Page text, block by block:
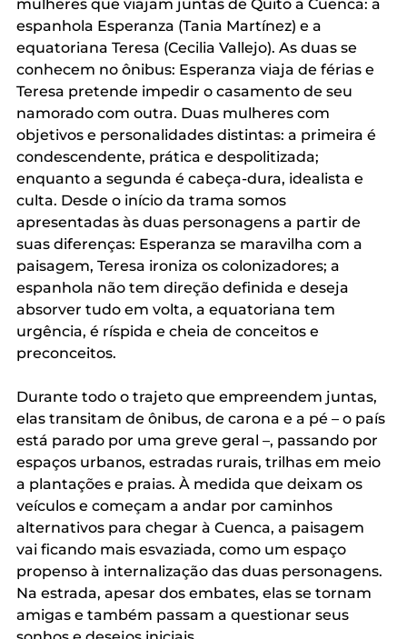
mulheres que viajam juntas de Quito a Cuenca: a
espanhola Esperanza (Tania Martínez) e a
equatoriana Teresa (Cecilia Vallejo). As duas se
conhecem no ônibus: Esperanza viaja de férias e
Teresa pretende impedir o casamento de seu
namorado com outra. Duas mulheres com
objetivos e personalidades distintas: a primeira é
condescendente, prática e despolitizada;
enquanto a segunda é cabeça-dura, idealista e
culta. Desde o início da trama somos
apresentadas às duas personagens a partir de
suas diferenças: Esperanza se maravilha com a
paisagem, Teresa ironiza os colonizadores; a
espanhola não tem direção definida e deseja
absorver tudo em volta, a equatoriana tem
urgência, é ríspida e cheia de conceitos e
preconceitos.
Durante todo o trajeto que empreendem juntas,
elas transitam de ônibus, de carona e a pé – o país
está parado por uma greve geral –, passando por
espaços urbanos, estradas rurais, trilhas em meio
a plantações e praias. À medida que deixam os
veículos e começam a andar por caminhos
alternativos para chegar à Cuenca, a paisagem
vai ficando mais esvaziada, como um espaço
propenso à internalização das duas personagens.
Na estrada, apesar dos embates, elas se tornam
amigas e também passam a questionar seus